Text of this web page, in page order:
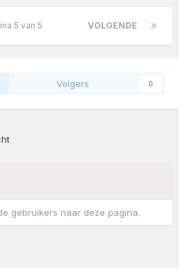
VOLGENDE
5 van 5
Volgers 0
gebruikers naar deze pagina.